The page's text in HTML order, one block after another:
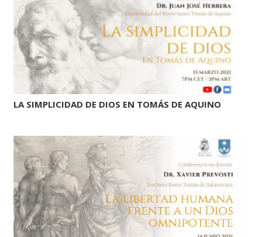
LA SIMPLICIDAD DE DIOS EN TOMÁS DE AQUINO